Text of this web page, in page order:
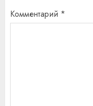
Комментарий *